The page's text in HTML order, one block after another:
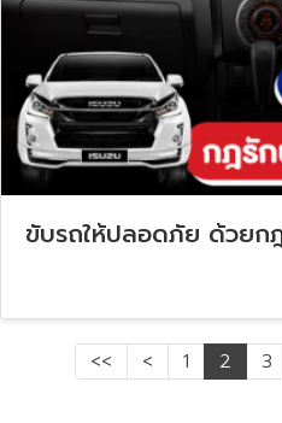
ขับรถให้ปลอดภัย ด้วยก
<< < 1 2 3